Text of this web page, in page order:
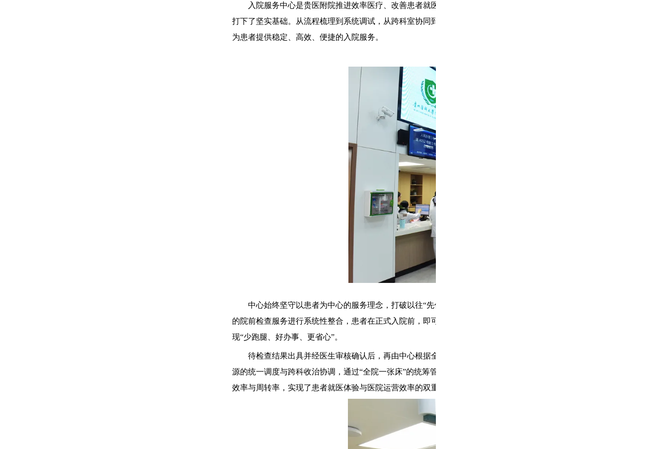
入院服务中心是贵医附院推进效率医疗、改善患者就医体验的重点便民工程，自试运行以来，在医务处统筹指导下，持
打下了坚实基础。从流程梳理到系统调试，从跨科室协同到服务细节打磨，中心始终围绕患者就医中的“堵点”和“痛点”，不
为患者提供稳定、高效、便捷的入院服务。
中心始终坚守以患者为中心的服务理念，打破以往“先住院、后检查”的传统模式，将患者入院前的全部准备工作前置集
的院前检查服务进行系统性整合，患者在正式入院前，即可在此一站式完成采血、超声、心电图、术前麻醉评估等检查，就
现“少跑腿、好办事、更省心”。
待检查结果出具并经医生审核确认后，再由中心根据全院床位统筹安排，按患者病情轻重缓急及预约顺序，统一通知患
源的统一调度与跨科收治协调，通过“全院一张床”的统筹管理，有效解决了科室间床位资源不均衡的问题，既缩短了患者的
效率与周转率，实现了患者就医体验与医院运营效率的双重提升。